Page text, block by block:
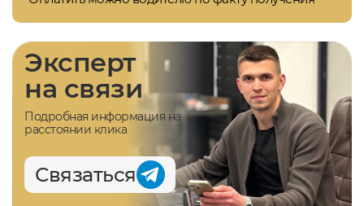
Эксперт
на связи
Подробная информация на
расстоянии клика
Связаться